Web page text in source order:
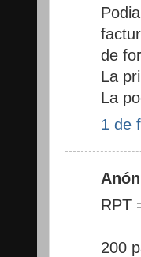
de
La
La
1 de
RPT
200